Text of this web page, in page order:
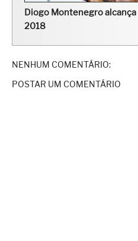
Diogo Montenegro alcança
2018
NENHUM COMENTÁRIO:
POSTAR UM COMENTÁRIO